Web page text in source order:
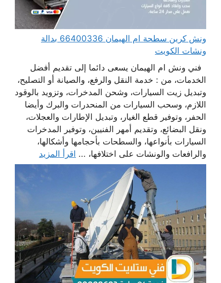
ونش كرين سطحة ام الهيمان 66400336 بدالة
ونشات الكويت
فني ونش ام الهيمان يسعى دائما إلى تقديم أفضل
الخدمات، من : خدمة النقل والرفع، والصيانة أو التصليح،
وتبديل زيت السيارات، وشحن المدخرات، وتزويد بالوقود
اللازم، وسحب السيارات من المنحدرات والبرك وأيضا
الحفر، وتوفير قطع الغيار، وتبديل الإطارات والعجلات،
ونقل البضائع، وتقديم أمهر الفنيين، وتوفير المدخرات
السيارات بأنواعها، والسطحات بأحجامها وأشكالها،
والرافعات والونشات على اختلافها، ... اقرأ المزيد